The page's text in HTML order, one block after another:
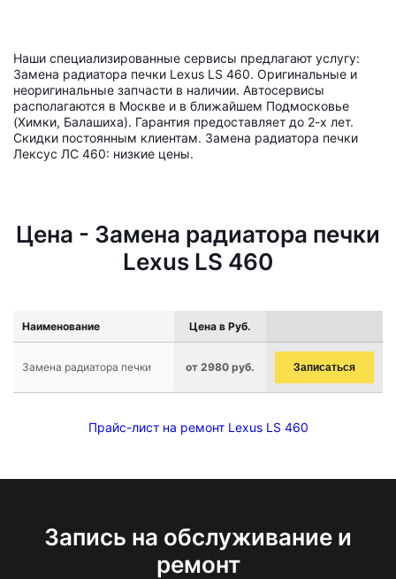
Наши специализированные сервисы предлагают услугу:
Замена радиатора печки Lexus LS 460. Оригинальные и
неоригинальные запчасти в наличии. Автосервисы
располагаются в Москве и в ближайшем Подмосковье
(Химки, Балашиха). Гарантия предоставляет до 2-х лет.
Скидки постоянным клиентам. Замена радиатора печки
Лексус ЛС 460: низкие цены.
Цена - Замена радиатора печки
Lexus LS 460
Наименование Цена в Руб.
Замена радиатора печки от 2980 руб. Записаться
Прайс-лист на ремонт Lexus LS 460
Запись на обслуживание и
ремонт